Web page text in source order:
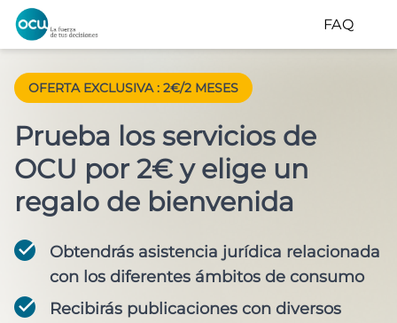
FAQ
OFERTA EXCLUSIVA: 2€/2 MESES
Prueba los servicios de
OCU por 2€ y elige un
regalo de bienvenida
Obtendrás asistencia jurídica relacionada
con los diferentes ámbitos de consumo
Recibirás publicaciones con diversos